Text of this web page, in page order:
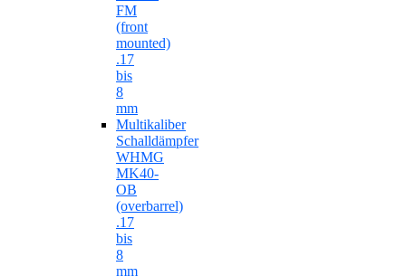
FM
(front
mounted)
.17
bis
8
mm
Multikaliber
Schalldämpfer
WHMG
MK40-
OB
(overbarrel)
.17
bis
8
mm